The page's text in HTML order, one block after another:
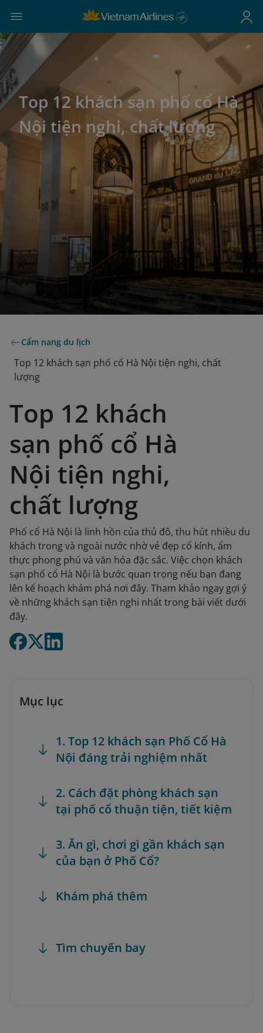
Top 12 khách sạn phố cổ Hà
Nội tiện nghi, chất lượng
Cẩm nang du lịch
Top 12 khách sạn phố cổ Hà Nội tiện nghi, chất
lượng
Top 12 khách
sạn phố cổ Hà
Nội tiện nghi,
chất lượng
Phố cổ Hà Nội là linh hồn của thủ đô, thu hút nhiều du
khách trong và ngoài nước nhờ vẻ đẹp cổ kính, ẩm
thực phong phú và văn hóa đặc sắc. Việc chọn khách
sạn phố cổ Hà Nội là bước quan trọng nếu bạn đang
lên kế hoạch khám phá nơi đây. Tham khảo ngay gợi ý
về những khách sạn tiện nghi nhất trong bài viết dưới
đây.
Mục lục
1. Top 12 khách sạn Phố Cổ Hà
Nội đáng trải nghiệm nhất
2. Cách đặt phòng khách sạn
tại phố cổ thuận tiện, tiết kiệm
3. Ăn gì, chơi gì gần khách sạn
của bạn ở Phố Cổ?
Khám phá thêm
Tìm chuyến bay